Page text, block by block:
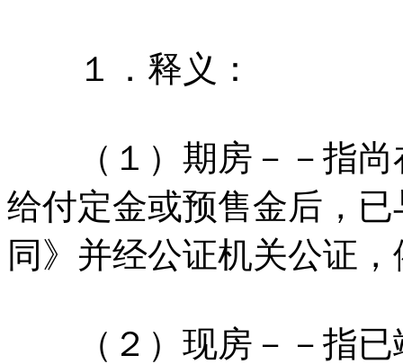
１．释义：
（１）期房－－指尚
给付定金或预售金后，
同》并经公证机关公证
（２）现房－－指已